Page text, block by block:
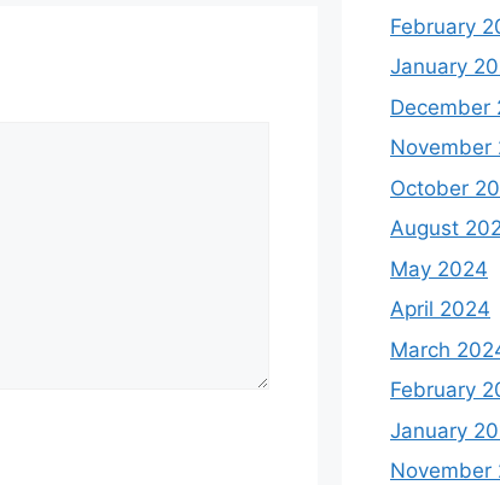
February
January
December
November
October
August
May 2024
April 2024
March
February
January
November